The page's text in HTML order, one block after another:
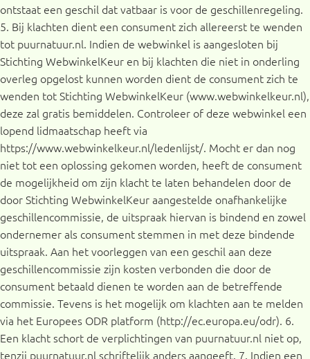
ontstaat een geschil dat vatbaar is voor de geschillenregeling.
5. Bij klachten dient een consument zich allereerst te wenden
tot puurnatuur.nl. Indien de webwinkel is aangesloten bij
Stichting WebwinkelKeur en bij klachten die niet in onderling
overleg opgelost kunnen worden dient de consument zich te
wenden tot Stichting WebwinkelKeur (www.webwinkelkeur.nl),
deze zal gratis bemiddelen. Controleer of deze webwinkel een
lopend lidmaatschap heeft via
https://www.webwinkelkeur.nl/ledenlijst/. Mocht er dan nog
niet tot een oplossing gekomen worden, heeft de consument
de mogelijkheid om zijn klacht te laten behandelen door de
door Stichting WebwinkelKeur aangestelde onafhankelijke
geschillencommissie, de uitspraak hiervan is bindend en zowel
ondernemer als consument stemmen in met deze bindende
uitspraak. Aan het voorleggen van een geschil aan deze
geschillencommissie zijn kosten verbonden die door de
consument betaald dienen te worden aan de betreffende
commissie. Tevens is het mogelijk om klachten aan te melden
via het Europees ODR platform (http://ec.europa.eu/odr). 6.
Een klacht schort de verplichtingen van puurnatuur.nl niet op,
tenzij puurnatuur.nl schriftelijk anders aangeeft. 7. Indien een